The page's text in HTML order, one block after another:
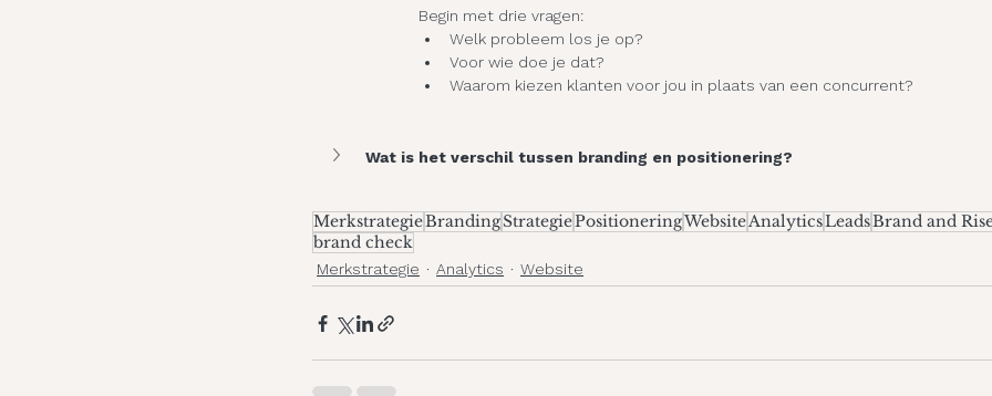
Begin met drie vragen:
Welk probleem los je op?
Voor wie doe je dat?
Waarom kiezen klanten voor jou in plaats van een concurrent?
Wat is het verschil tussen branding en positionering?
MerkstrategieBrandingStrategiePositioneringWebsiteAnalyticsLeadsBrand and
brand check
Merkstrategie Analytics Website